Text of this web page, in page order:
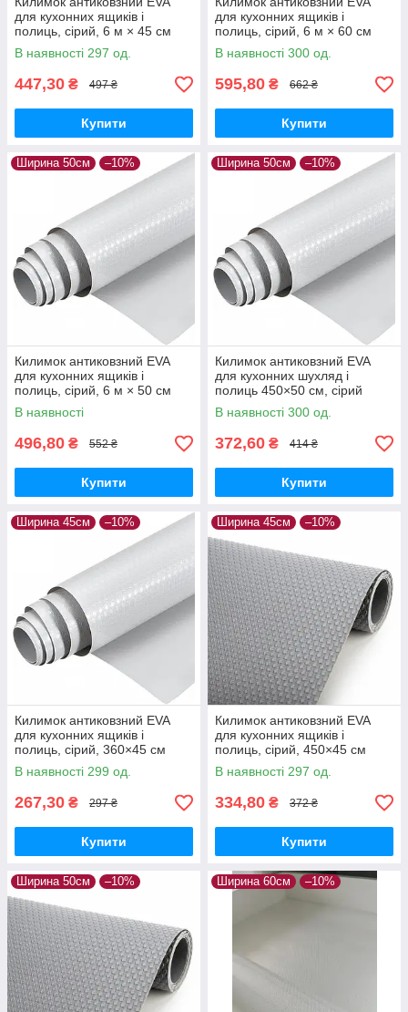
для кухонних ящиків і
полиць, сірий, 6 м × 45 см
(600×45 см)
В наявності 297 од.
447,30 ₴ 497 ₴
Купити
для кухонних ящиків і
полиць, сірий, 6 м × 60 см
(600×60 см)
В наявності 300 од.
595,80 ₴ 662 ₴
Купити
Ширина 50см –10%
Килимок антиковзний EVA
для кухонних ящиків і
полиць, сірий, 6 м × 50 см
(600×50 см)
В наявності
496,80 ₴ 552 ₴
Купити
Ширина 50см –10%
Килимок антиковзний EVA
для кухонних шухляд і
полиць 450×50 см, сірий
В наявності 300 од.
372,60 ₴ 414 ₴
Купити
Ширина 45см –10%
Килимок антиковзний EVA
для кухонних ящиків і
полиць, сірий, 360×45 см
В наявності 299 од.
267,30 ₴ 297 ₴
Купити
Ширина 45см –10%
Килимок антиковзний EVA
для кухонних ящиків і
полиць, сірий, 450×45 см
В наявності 297 од.
334,80 ₴ 372 ₴
Купити
Ширина 50см –10% Ширина 60см –10%